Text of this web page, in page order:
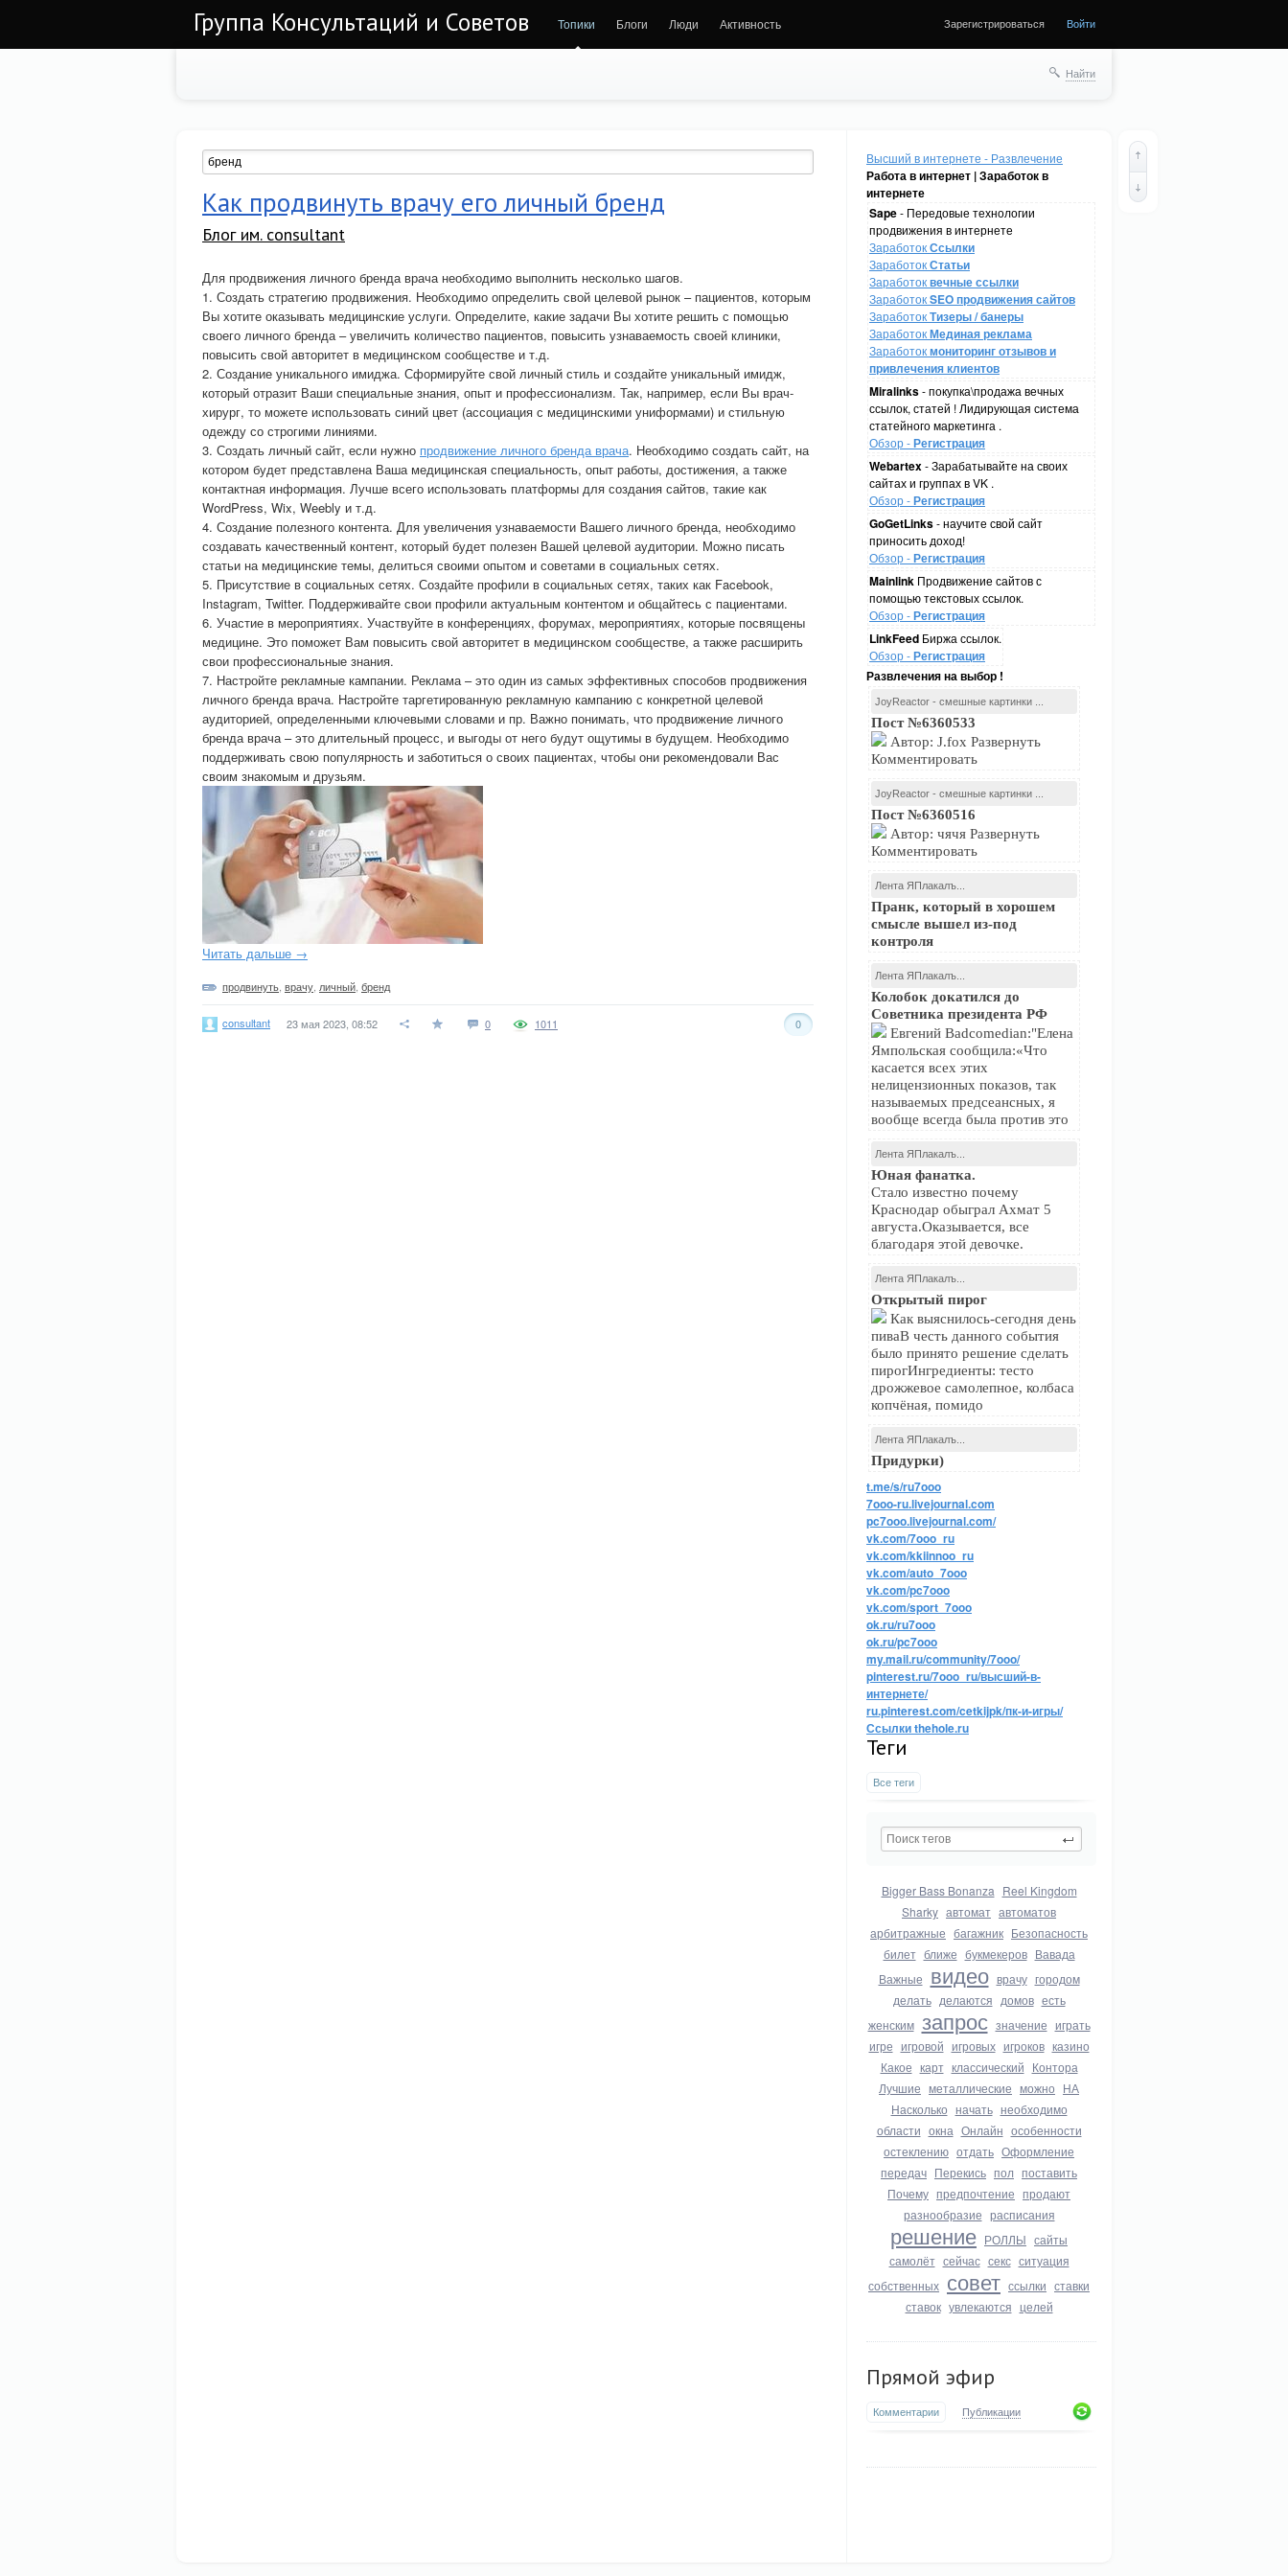
Группа Консультаций и Советов Топики Блоги Люди Активность Зарегистрироваться Войти
Найти
Высший в интернете - Развлечение
Работа в интернет | Заработок в
интернете
Sape- Передовые технологии
продвижения в интернете
ЗаработокСсылки
ЗаработокСтатьи
Заработоквечные ссылки
ЗаработокSEO продвижения сайтов
ЗаработокТизеры / банеры
ЗаработокМединая реклама
Заработокмониторинг отзывов и
привлечения клиентов
Miralinks- покупка\продажа вечных
ссылок, статей ! Лидирующая система
статейного маркетинга .
Обзор -Регистрация
Webartex- Зарабатывайте на своих
сайтах и группах в VK .
Обзор -Регистрация
GoGetLinks- научите свой сайт
приносить доход!
Обзор -Регистрация
Mainlink Продвижение сайтов с
помощью текстовых ссылок.
Обзор -Регистрация
LinkFeed Биржа ссылок.
Обзор -Регистрация
Развлечения на выбор !
JoyReactor - смешные картинки ...
Пост №6360533
Автор: J.fox Развернуть
Комментировать
JoyReactor - смешные картинки ...
Пост №6360516
Автор: чячя Развернуть
Комментировать
Лента ЯПлакалъ...
Пранк, который в хорошем
смысле вышел из-под
контроля
Лента ЯПлакалъ...
Колобок докатился до
Советника президента РФ
Евгений Badcomedian:"Елена
Ямпольская сообщила:«Что
касается всех этих
нелицензионных показов, так
называемых предсеансных, я
вообще всегда была против это
Лента ЯПлакалъ...
Юная фанатка.
Стало известно почему
Краснодар обыграл Ахмат 5
августа.Оказывается, все
благодаря этой девочке.
Лента ЯПлакалъ...
Открытый пирог
Как выяснилось-сегодня день
пиваВ честь данного события
было принято решение сделать
пирогИнгредиенты: тесто
дрожжевое самолепное, колбаса
копчёная, помидо
Лента ЯПлакалъ...
Придурки)
t.me/s/ru7ooo
7ooo-ru.livejournal.com
pc7ooo.livejournal.com/
vk.com/7ooo_ru
vk.com/kkiinnoo_ru
vk.com/auto_7ooo
vk.com/pc7ooo
vk.com/sport_7ooo
ok.ru/ru7ooo
ok.ru/pc7ooo
my.mail.ru/community/7ooo/
pinterest.ru/7ooo_ru/высший-в-
интернете/
ru.pinterest.com/cetkijpk/пк-и-игры/
Ссылки thehole.ru
Теги
Все теги
Bigger Bass Bonanza Reel Kingdom
Sharky автомат автоматов
арбитражные багажник Безопасность
билет ближе букмекеров Вавада
Важные видео врачу городом
делать делаются домов есть
женским запрос значение играть
игре игровой игровых игроков казино
Какое карт классический Контора
Лучшие металлические можно НА
Насколько начать необходимо
области окна Онлайн особенности
остеклению отдать Оформление
передач Перекись пол поставить
Почему предпочтение продают
разнообразие расписания
решение РОЛЛЫ сайты
самолёт сейчас секс ситуация
собственных совет ссылки ставки
ставок увлекаются целей
Прямой эфир
Комментарии Публикации
Как продвинуть врачу его личный бренд
Блог им. consultant
Для продвижения личного бренда врача необходимо выполнить несколько шагов.
1. Создать стратегию продвижения. Необходимо определить свой целевой рынок – пациентов, которым
Вы хотите оказывать медицинские услуги. Определите, какие задачи Вы хотите решить с помощью
своего личного бренда – увеличить количество пациентов, повысить узнаваемость своей клиники,
повысить свой авторитет в медицинском сообществе и т.д.
2. Создание уникального имиджа. Сформируйте свой личный стиль и создайте уникальный имидж,
который отразит Ваши специальные знания, опыт и профессионализм. Так, например, если Вы врач-
хирург, то можете использовать синий цвет (ассоциация с медицинскими униформами) и стильную
одежду со строгими линиями.
3. Создать личный сайт, если нужно продвижение личного бренда врача. Необходимо создать сайт, на
котором будет представлена Ваша медицинская специальность, опыт работы, достижения, а также
контактная информация. Лучше всего использовать платформы для создания сайтов, такие как
WordPress, Wix, Weebly и т.д.
4. Создание полезного контента. Для увеличения узнаваемости Вашего личного бренда, необходимо
создавать качественный контент, который будет полезен Вашей целевой аудитории. Можно писать
статьи на медицинские темы, делиться своими опытом и советами в социальных сетях.
5. Присутствие в социальных сетях. Создайте профили в социальных сетях, таких как Facebook,
Instagram, Twitter. Поддерживайте свои профили актуальным контентом и общайтесь с пациентами.
6. Участие в мероприятиях. Участвуйте в конференциях, форумах, мероприятиях, которые посвящены
медицине. Это поможет Вам повысить свой авторитет в медицинском сообществе, а также расширить
свои профессиональные знания.
7. Настройте рекламные кампании. Реклама – это один из самых эффективных способов продвижения
личного бренда врача. Настройте таргетированную рекламную кампанию с конкретной целевой
аудиторией, определенными ключевыми словами и пр. Важно понимать, что продвижение личного
бренда врача – это длительный процесс, и выгоды от него будут ощутимы в будущем. Необходимо
поддерживать свою популярность и заботиться о своих пациентах, чтобы они рекомендовали Вас
своим знакомым и друзьям.
Читать дальше →
продвинуть врачу личный бренд
consultant 23 мая 2023, 08:52 0 0
1011